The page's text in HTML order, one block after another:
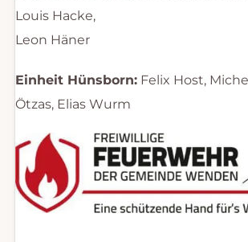
Louis Hacke,
Leon Häner
Einheit Hünsborn:Felix Host,
Ötzas, Elias Wurm